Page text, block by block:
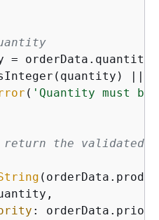
= orderData.quantity;
||
( 'Quantity must
return the validated
: